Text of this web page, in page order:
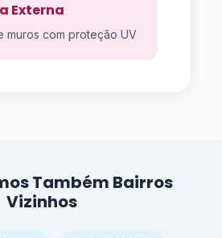
Externa
muros com proteção UV
Também Bairros
Vizinhos